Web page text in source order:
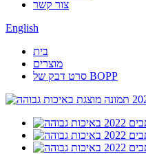
צור קשר
English
בית
מוצרים
סרט דבק של BOPP